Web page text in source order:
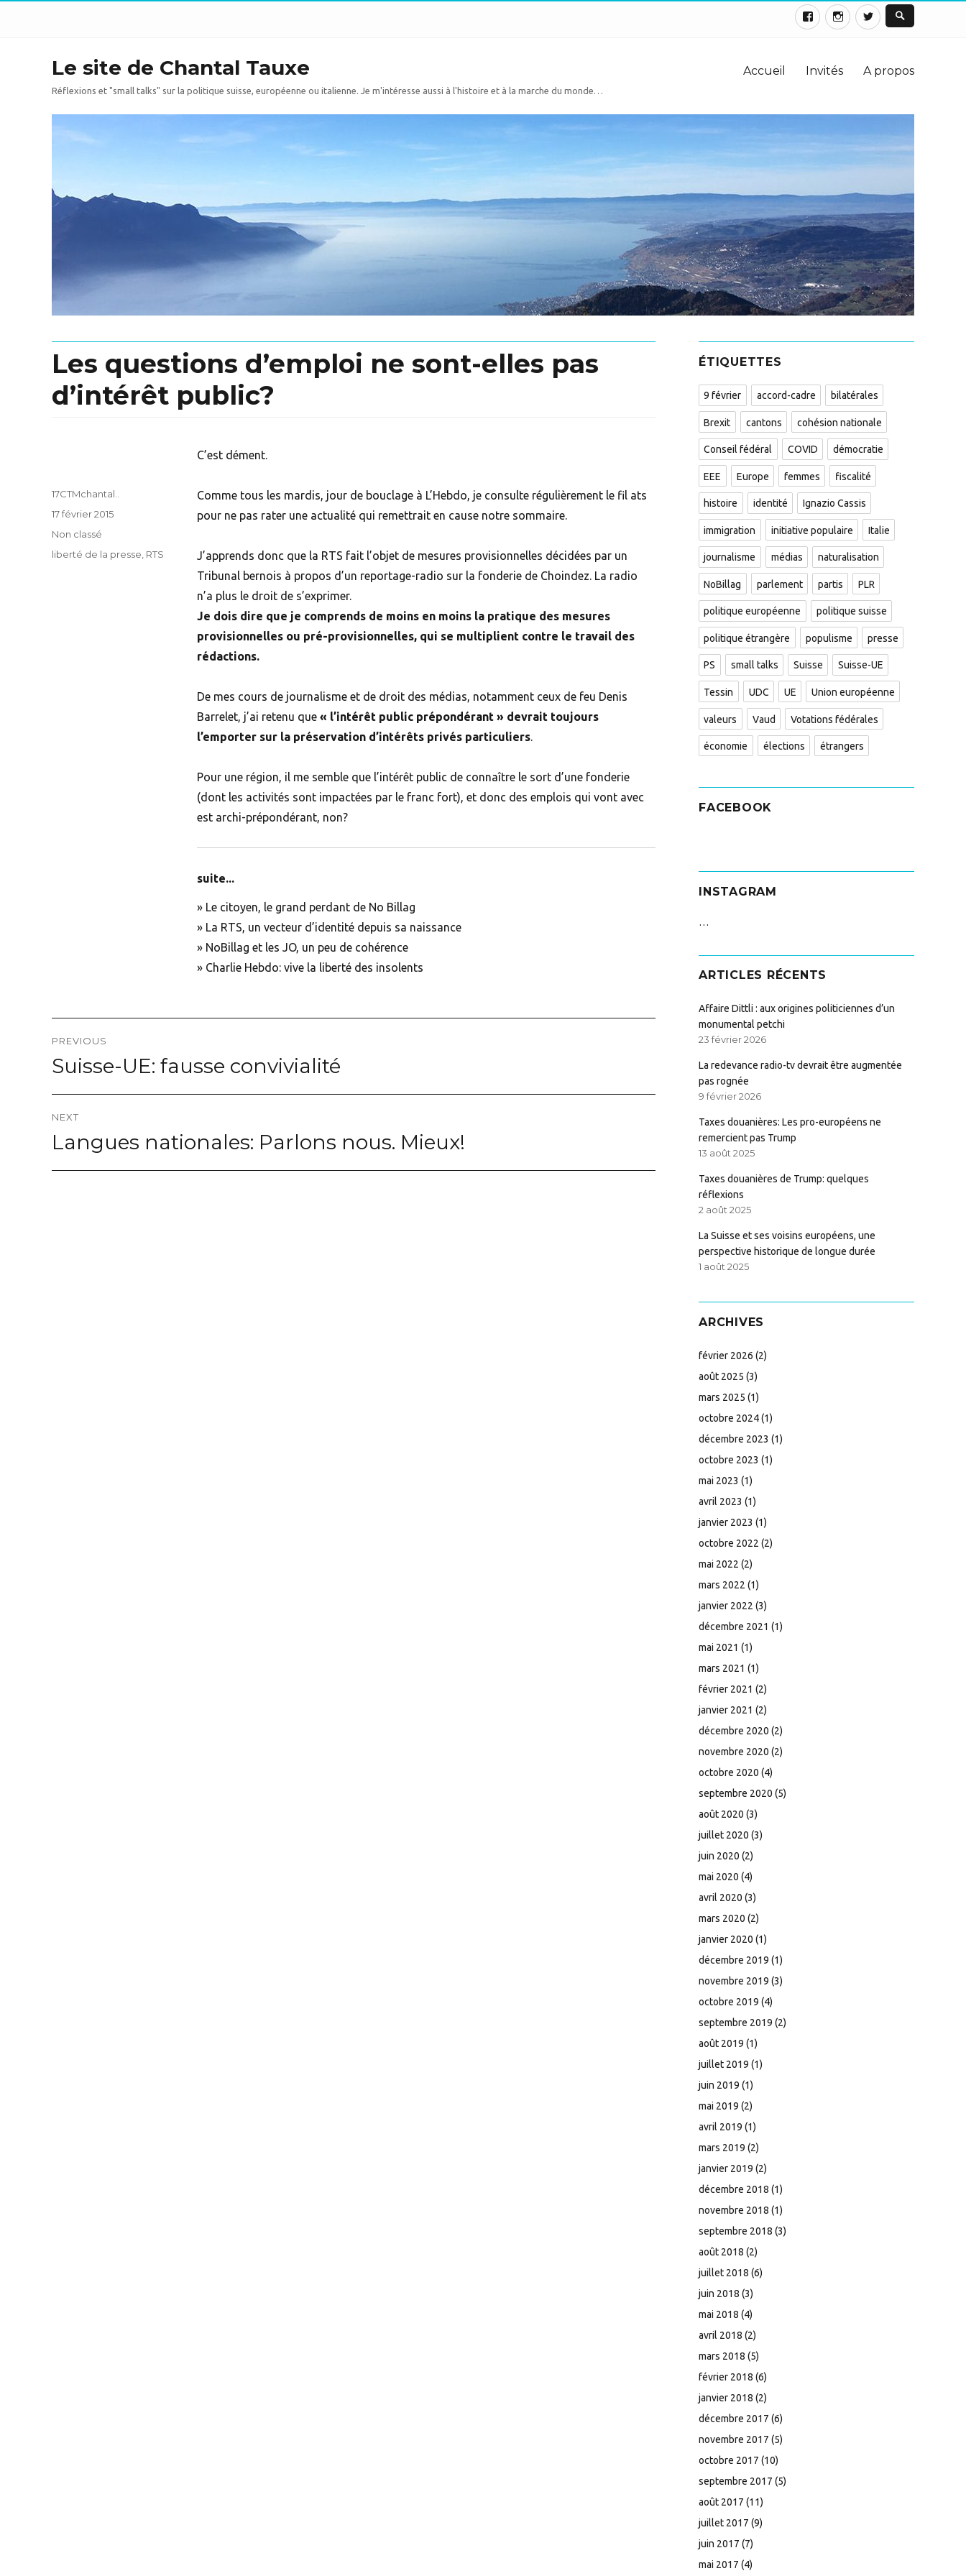
Le site de Chantal Tauxe
Réflexions et "small talks" sur la politique suisse, européenne ou italienne. Je m'intéresse aussi à l'histoire et à la marche du monde…
Accueil Invités A propos
Les questions d’emploi ne sont-elles pas
d’intérêt public?
C’est dément.
Comme tous les mardis, jour de bouclage à L’Hebdo, je consulte régulièrement le fil ats
pour ne pas rater une actualité qui remettrait en cause notre sommaire.
J’apprends donc que la RTS fait l’objet de mesures provisionnelles décidées par un
Tribunal bernois à propos d’un reportage-radio sur la fonderie de Choindez. La radio
n’a plus le droit de s’exprimer.
Je dois dire que je comprends de moins en moins la pratique des mesures
provisionnelles ou pré-provisionnelles, qui se multiplient contre le travail des
rédactions.
De mes cours de journalisme et de droit des médias, notamment ceux de feu Denis
Barrelet, j’ai retenu que « l’intérêt public prépondérant » devrait toujours
l’emporter sur la préservation d’intérêts privés particuliers.
Pour une région, il me semble que l’intérêt public de connaître le sort d’une fonderie
(dont les activités sont impactées par le franc fort), et donc des emplois qui vont avec
est archi-prépondérant, non?
suite...
» Le citoyen, le grand perdant de No Billag
» La RTS, un vecteur d’identité depuis sa naissance
» NoBillag et les JO, un peu de cohérence
» Charlie Hebdo: vive la liberté des insolents
Author
17CTMchantal..
Posted
17 février 2015
Categories
Non classé
Tags
liberté de la presse RTS
de
l’article
PREVIOUS
Previous
post:
Suisse-UE: fausse convivialité
NEXT
Next
post:
Langues nationales: Parlons nous. Mieux!
ÉTIQUETTES
9 février accord-cadre bilatérales
Brexit cantons cohésion nationale
Conseil fédéral COVID démocratie
EEE Europe femmes fiscalité
histoire identité Ignazio Cassis
immigration initiative populaire Italie
journalisme médias naturalisation
NoBillag parlement partis PLR
politique européenne politique suisse
politique étrangère populisme presse
PS small talks Suisse Suisse-UE
Tessin UDC UE Union européenne
valeurs Vaud Votations fédérales
économie élections étrangers
FACEBOOK
INSTAGRAM
…
ARTICLES RÉCENTS
Affaire Dittli : aux origines politiciennes d’un
monumental petchi
23 février 2026
La redevance radio-tv devrait être augmentée
pas rognée
9 février 2026
Taxes douanières: Les pro-européens ne
remercient pas Trump
13 août 2025
Taxes douanières de Trump: quelques
réflexions
2 août 2025
La Suisse et ses voisins européens, une
perspective historique de longue durée
1 août 2025
ARCHIVES
février 2026 (2)
août 2025 (3)
mars 2025 (1)
octobre 2024(1)
décembre 2023 (1)
octobre 2023 (1)
mai 2023 (1)
avril 2023 (1)
janvier 2023 (1)
octobre 2022 (2)
mai 2022 (2)
mars 2022 (1)
janvier 2022 (3)
décembre 2021 (1)
mai 2021 (1)
mars 2021 (1)
février 2021 (2)
janvier 2021 (2)
décembre 2020 (2)
novembre 2020 (2)
octobre 2020 (4)
septembre 2020 (5)
août 2020 (3)
juillet 2020 (3)
juin 2020 (2)
mai 2020 (4)
avril 2020 (3)
mars 2020 (2)
janvier 2020 (1)
décembre 2019 (1)
novembre 2019 (3)
octobre 2019 (4)
septembre 2019 (2)
août 2019 (1)
juillet 2019 (1)
juin 2019 (1)
mai 2019 (2)
avril 2019 (1)
mars 2019 (2)
janvier 2019 (2)
décembre 2018 (1)
novembre 2018 (1)
septembre 2018 (3)
août 2018 (2)
juillet 2018 (6)
juin 2018 (3)
mai 2018 (4)
avril 2018 (2)
mars 2018 (5)
février 2018 (6)
janvier 2018 (2)
décembre 2017 (6)
novembre 2017 (5)
octobre 2017 (10)
septembre 2017 (5)
août 2017 (11)
juillet 2017 (9)
juin 2017 (7)
mai 2017 (4)